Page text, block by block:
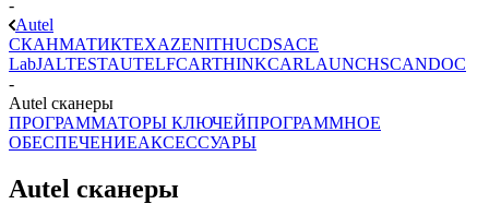
-
Autel
СКАНМАТИКTEXAZENITHUCDSACE
LabJALTESTAUTELFCARTHINKCARLAUNCHSCANDOC
-
Autel сканеры
ПРОГРАММАТОРЫ КЛЮЧЕЙПРОГРАММНОЕ
ОБЕСПЕЧЕНИЕАКСЕССУАРЫ
Autel сканеры